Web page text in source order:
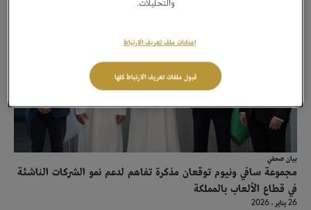
بيان صحفي
مجموعة سافي ونيوم توقعان مذكرة تفاهم لدعم نمو الشركات الناشئة
في قطاع الألعاب بالمملكة
26 يناير ، 2026
والتحليلات.
قبول ملفات تعريف الارتباط كلها
إعدادات ملف تعريف الارتباط